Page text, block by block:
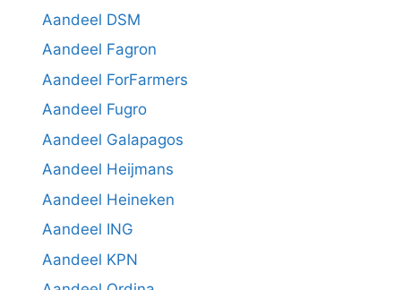
Aandeel DSM
Aandeel Fagron
Aandeel ForFarmers
Aandeel Fugro
Aandeel Galapagos
Aandeel Heijmans
Aandeel Heineken
Aandeel ING
Aandeel KPN